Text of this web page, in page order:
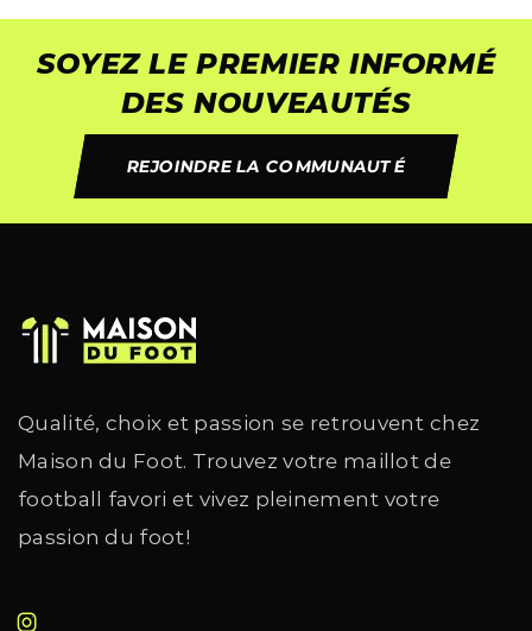
SOYEZ LE PREMIER INFORMÉ
DES NOUVEAUTÉS
REJOINDRE LA COMMUNAUTÉ
Qualité, choix et passion se retrouvent chez
Maison du Foot. Trouvez votre maillot de
football favori et vivez pleinement votre
passion du foot!